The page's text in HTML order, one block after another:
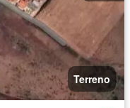
Terreno